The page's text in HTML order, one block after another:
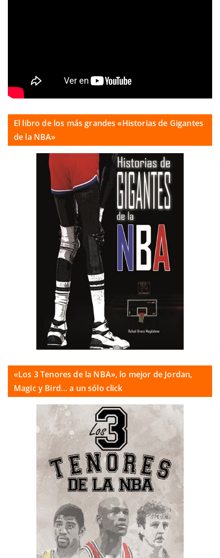
El libro de los más grandes «Historias de Gigantes
de la NBA»
«Los 3 Tenores de la NBA», lo mejor de Jordan,
Magic y Bird… a un sólo click